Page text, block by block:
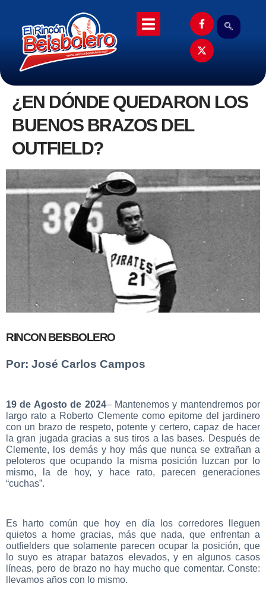
¿EN DÓNDE QUEDARON LOS
BUENOS BRAZOS DEL
OUTFIELD?
RINCON BEISBOLERO
Por: José Carlos Campos
19 de Agosto de 2024– Mantenemos y mantendremos por
largo rato a Roberto Clemente como epitome del jardinero
con un brazo de respeto, potente y certero, capaz de hacer
la gran jugada gracias a sus tiros a las bases. Después de
Clemente, los demás y hoy más que nunca se extrañan a
peloteros que ocupando la misma posición luzcan por lo
mismo, la de hoy, y hace rato, parecen generaciones
“cuchas”.
Es harto común que hoy en día los corredores lleguen
quietos a home gracias, más que nada, que enfrentan a
outfielders que solamente parecen ocupar la posición, que
lo suyo es atrapar batazos elevados, y en algunos casos
líneas, pero de brazo no hay mucho que comentar. Conste:
llevamos años con lo mismo.